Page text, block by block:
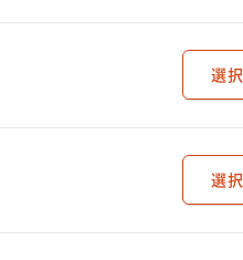
選択
選択